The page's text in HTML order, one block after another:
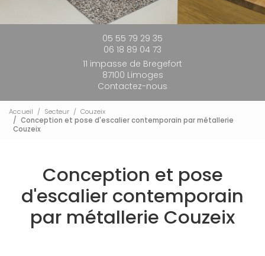
05 55 79 29 35
06 18 89 04 73
11 impasse de Bregefort
87100 Limoges
Contactez-nous
Accueil Secteur
Couzeix
Conception et pose d'escalier contemporain par métallerie
Couzeix
Conception et pose
d'escalier contemporain
par métallerie Couzeix